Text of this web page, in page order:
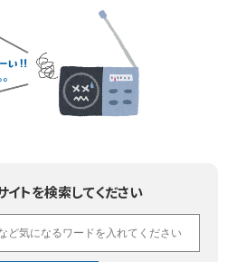
イトを検索してください